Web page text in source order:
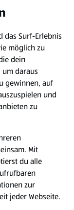
das Surf-Erlebnis
möglich zu
dein
daraus
gewinnen, auf
und
zu
Mit
du alle
zur
jeder Webseite.